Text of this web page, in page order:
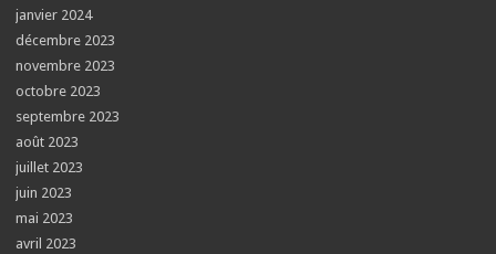
janvier 2024
décembre 2023
novembre 2023
octobre 2023
septembre 2023
août 2023
juillet 2023
juin 2023
mai 2023
avril 2023